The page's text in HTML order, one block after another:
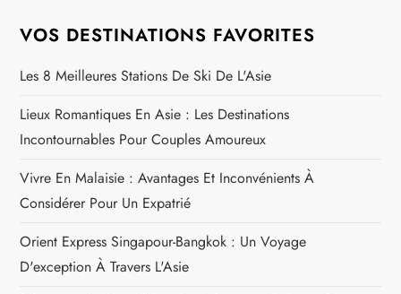
g
a
t
i
o
n
d
VOS DESTINATIONS FAVORITES
Les 8 Meilleures Stations De Ski De L'Asie
Lieux Romantiques En Asie : Les Destinations
Incontournables Pour Couples Amoureux
Vivre En Malaisie : Avantages Et Inconvénients À
Considérer Pour Un Expatrié
Orient Express Singapour-Bangkok : Un Voyage
D'exception À Travers L'Asie